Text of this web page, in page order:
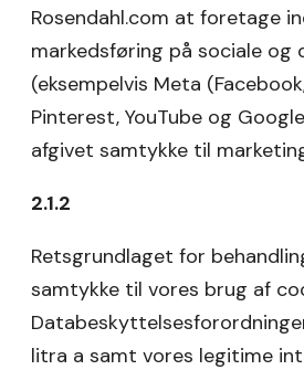
Rosendahl.com at foretage
markedsføring på sociale og
(eksempelvis Meta
Pinterest, YouTube og
afgivet samtykke til
2.1.2
Retsgrundlaget for
samtykke til vores brug af
litra a samt vores legitime